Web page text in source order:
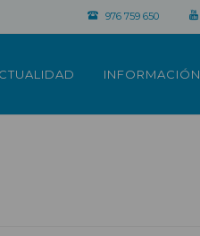
976 759 650
INFORMACIÓN